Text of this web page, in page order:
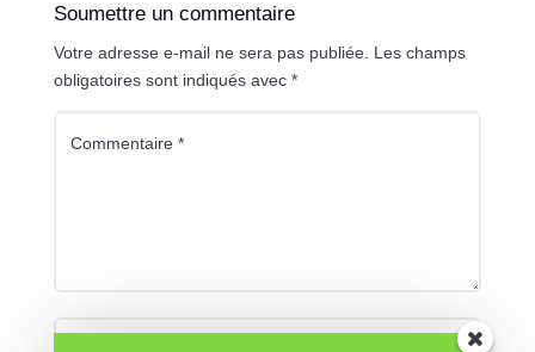
Soumettre un commentaire
Votre adresse e-mail ne sera pas publiée. Les champs
obligatoires sont indiqués avec *